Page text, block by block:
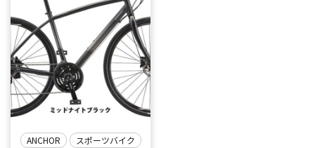
ANCHOR スポーツバイク